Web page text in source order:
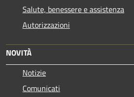
Salute, benessere e assistenza
Autorizzazioni
NOVITÀ
Notizie
Comunicati